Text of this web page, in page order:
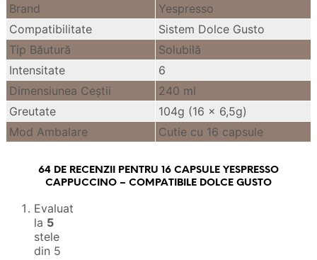
Brand
Yespresso
Compatibilitate
Sistem Dolce Gusto
Tip Băutură
Solubilă
Intensitate
6
Dimensiunea Ceştii
240 ml
Greutate
104g (16 x 6,5g)
Mod Ambalare
Cutie cu 16 capsule
64 DE RECENZII PENTRU 16 CAPSULE YESPRESSO
CAPPUCCINO – COMPATIBILE DOLCE GUSTO
Evaluat
la 5
stele
din 5